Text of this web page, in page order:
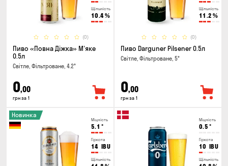
Щільність
10.4%
(0)
Пиво «Повна Діжка» М'яке
0.5л
Світле, Фільтроване, 4.2°
0,00
грн за 1
Щільність
11.2 %
(0)
Пиво Darguner Pilsener 0.5л
Світле, Фільтроване, 5°
0,00
грн за 1
Міцність
5.1 °
Гіркота
14 IBU
Щільність
Новинка
Міцність
0.5 °
Гіркота
10 IBU
Щільність